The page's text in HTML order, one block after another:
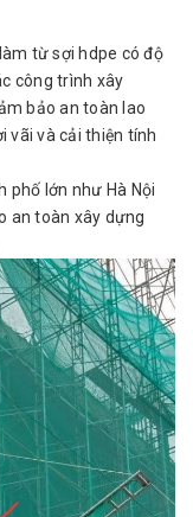
từ sợi hdpe có độ
công trình xây
bảo an toàn lao
vãi và cải thiện tính
phố lớn như Hà Nội
an toàn xây dựng